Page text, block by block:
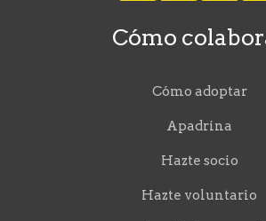
Cómo
Cómo adoptar
Apadrina
Hazte socio
Hazte voluntario